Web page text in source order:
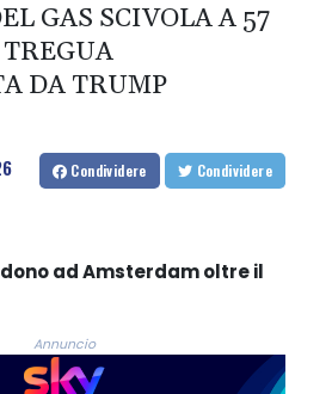
GAS SCIVOLA A 57
DA TRUMP
Condividere Condividere
ad Amsterdam oltre il
Annuncio